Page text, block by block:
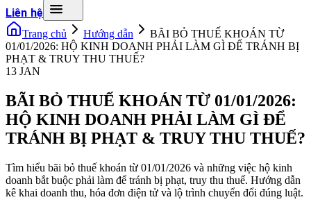
Liên hệ
Trang chủ Hướng dẫn
BÃI BỎ THUẾ KHOÁN TỪ
01/01/2026: HỘ KINH DOANH PHẢI LÀM GÌ ĐỂ TRÁNH BỊ
PHẠT & TRUY THU THUẾ?
13 JAN
BÃI BỎ THUẾ KHOÁN TỪ 01/01/2026:
HỘ KINH DOANH PHẢI LÀM GÌ ĐỂ
TRÁNH BỊ PHẠT & TRUY THU THUẾ?
Tìm hiểu bãi bỏ thuế khoán từ 01/01/2026 và những việc hộ kinh
doanh bắt buộc phải làm để tránh bị phạt, truy thu thuế. Hướng dẫn
kê khai doanh thu, hóa đơn điện tử và lộ trình chuyển đổi đúng luật.